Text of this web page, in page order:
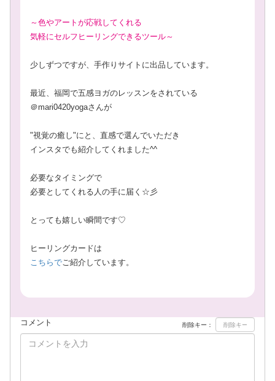
～色やアートが応戦してくれる
気軽にセルフヒーリングできるツール～
少しずつですが、手作りサイトに出品しています。
最近、福岡で五感ヨガのレッスンをされている
＠mari0420yogaさんが
"視覚の癒し"にと、直感で選んでいただき
インスタでも紹介してくれました^^
必要なタイミングで
必要としてくれる人の手に届く☆彡
とっても嬉しい瞬間です♡
ヒーリングカードは
こちらでご紹介しています。
コメント 削除キー：